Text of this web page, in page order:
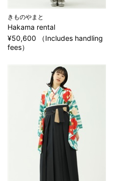
きものやまと
Hakama rental
¥50,600 （Includes handling
fees）